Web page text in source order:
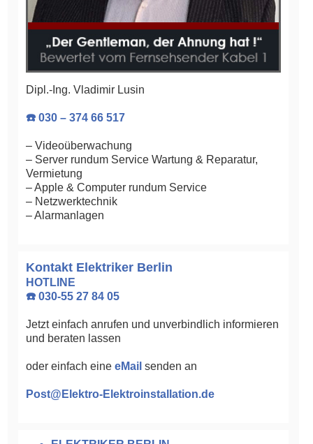
Dipl.-Ing. Vladimir Lusin
☎️ 030 – 374 66 517
– Videoüberwachung
– Server rundum Service Wartung & Reparatur,
Vermietung
– Apple & Computer rundum Service
– Netzwerktechnik
– Alarmanlagen
Kontakt Elektriker Berlin
HOTLINE
☎️ 030-55 27 84 05
Jetzt einfach anrufen und unverbindlich informieren
und beraten lassen
oder einfach eine eMail senden an
Post@Elektro-Elektroinstallation.de